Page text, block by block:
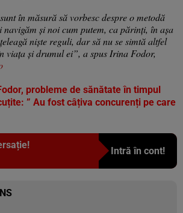
în măsură să vorbesc despre o metodă
navigăm și noi cum putem, ca părinți, în așa
niște reguli, dar să nu se simtă altfel
viața și drumul ei”, a spus Irina Fodor,
probleme de sănătate în timpul
” Au fost câțiva concurenți pe care
Intră în cont!